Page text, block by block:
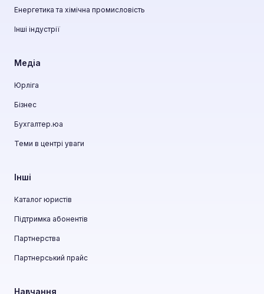
Енергетика та хімічна промисловість
Інші індустрії
Медіа
Юрліга
Бізнес
Бухгалтер.юа
Теми в центрі уваги
Інші
Каталог юристів
Підтримка абонентів
Партнерства
Партнерський прайс
Навчання